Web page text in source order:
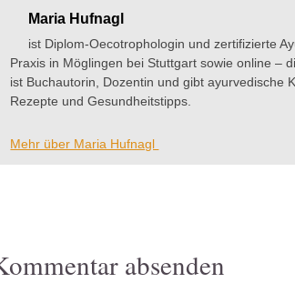
Maria Hufnagl
ist Diplom-Oecotrophologin und zertifizierte
Praxis in Möglingen bei Stuttgart sowie online –
ist Buchautorin, Dozentin und gibt ayurvedische
Rezepte und Gesundheitstipps.
Mehr über Maria Hufnagl
absenden